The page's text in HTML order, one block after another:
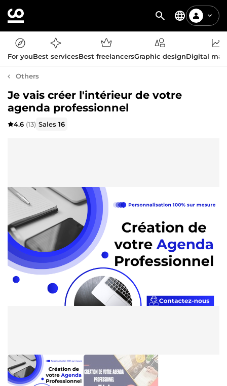
For youBest servicesBest freelancersGraphic designDigital
Others
Je vais créer l'intérieur de votre
agenda professionnel
4.6 (13) Sales16